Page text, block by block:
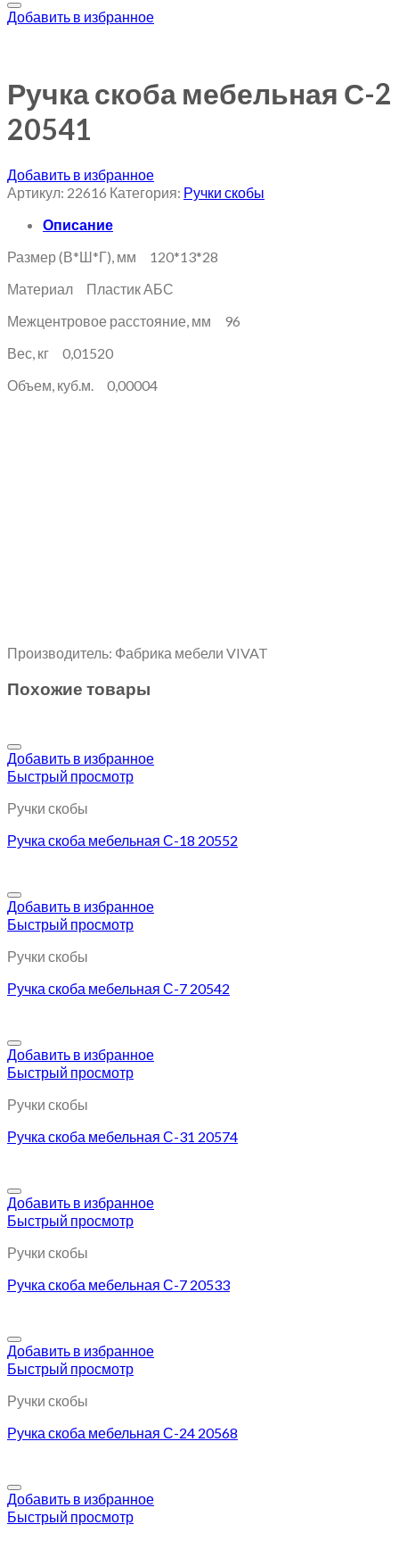
Добавить в избранное
Ручка скоба мебельная С-2
20541
Добавить в избранное
Артикул: 22616 Категория: Ручки скобы
Описание
Размер (В*Ш*Г), мм 120*13*28
Материал Пластик АБС
Межцентровое расстояние, мм 96
Вес, кг 0,01520
Объем, куб.м. 0,00004
Производитель: Фабрика мебели VIVAT
Похожие товары
Добавить в избранное
Быстрый просмотр
Ручки скобы
Ручка скоба мебельная С-18 20552
Добавить в избранное
Быстрый просмотр
Ручки скобы
Ручка скоба мебельная С-7 20542
Добавить в избранное
Быстрый просмотр
Ручки скобы
Ручка скоба мебельная С-31 20574
Добавить в избранное
Быстрый просмотр
Ручки скобы
Ручка скоба мебельная С-7 20533
Добавить в избранное
Быстрый просмотр
Ручки скобы
Ручка скоба мебельная С-24 20568
Добавить в избранное
Быстрый просмотр